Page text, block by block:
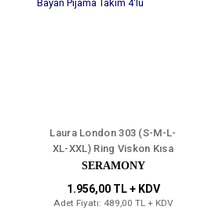
Laura London 303 (S-M-L-
XL-XXL) Ring Viskon Kısa
Kollu Bayan Pijama Takım
SERAMONY
1.956,00 TL + KDV
Adet Fiyatı: 489,00 TL + KDV